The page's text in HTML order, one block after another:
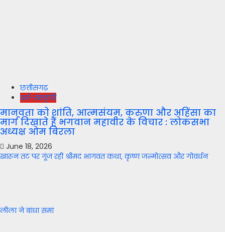
छत्तीसगढ़
धर्म-संस्कृति
मानवता को शांति, आत्मसंयम, करुणा और अहिंसा का
मार्ग दिखाते हैं भगवान महावीर के विचार : लोकसभा
अध्यक्ष ओम बिरला
June 18, 2026
खारून तट पर गूंज रही श्रीमद भागवत कथा, कृष्ण जन्मोत्सव और गोवर्धन
लीला ने बांधा समां